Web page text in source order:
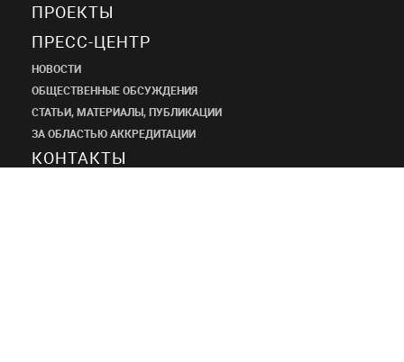
ПРОЕКТЫ
ПРЕСС-ЦЕНТР
НОВОСТИ
ОБЩЕСТВЕННЫЕ ОБСУЖДЕНИЯ
СТАТЬИ, МАТЕРИАЛЫ, ПУБЛИКАЦИИ
ЗА ОБЛАСТЬЮ АККРЕДИТАЦИИ
КОНТАКТЫ